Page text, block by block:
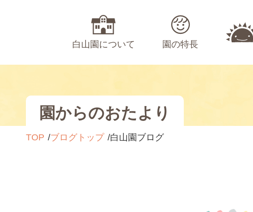
白山園について 園の特長
園からのおたより
TOP ブログトップ 白山園ブログ